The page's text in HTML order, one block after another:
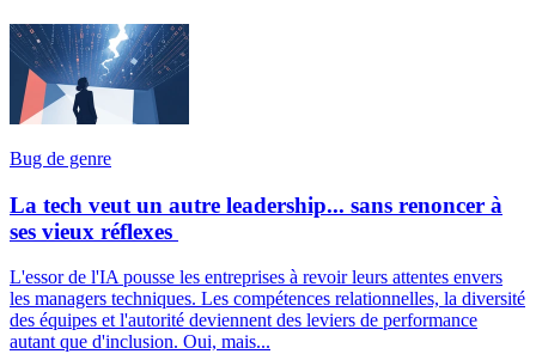
Bug de genre
La tech veut un autre leadership... sans renoncer à
ses vieux réflexes
L'essor de l'IA pousse les entreprises à revoir leurs attentes envers
les managers techniques. Les compétences relationnelles, la diversité
des équipes et l'autorité deviennent des leviers de performance
autant que d'inclusion. Oui, mais...